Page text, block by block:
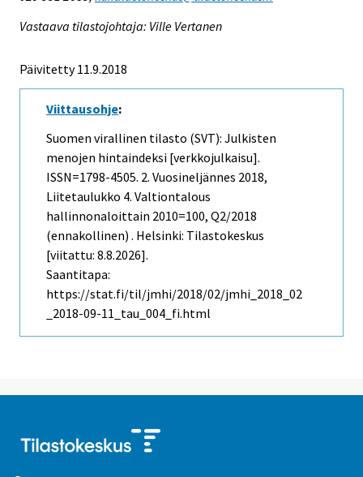
Vastaava tilastojohtaja: Ville Vertanen
Päivitetty 11.9.2018
Viittausohje:
Suomen virallinen tilasto (SVT): Julkisten
menojen hintaindeksi [verkkojulkaisu].
ISSN=1798-4505. 2. Vuosineljännes 2018,
Liitetaulukko 4. Valtiontalous
hallinnonaloittain 2010=100, Q2/2018
(ennakollinen) . Helsinki: Tilastokeskus
[viitattu: 8.8.2026].
Saantitapa:
https://stat.fi/til/jmhi/2018/02/jmhi_2018_02
_2018-09-11_tau_004_fi.html